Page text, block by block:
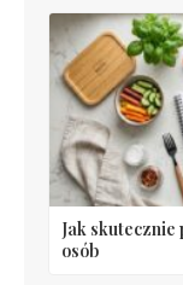
Jak
osób